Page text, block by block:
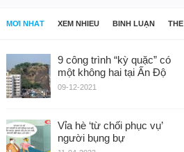
MỚI NHẤT XEM NHIỀU BÌNH LUẬN THẺ
9 công trình “kỳ quặc” có
một không hai tại Ấn Độ
09-12-2021
Vỉa hè ‘từ chối phục vụ’
người bụng bự